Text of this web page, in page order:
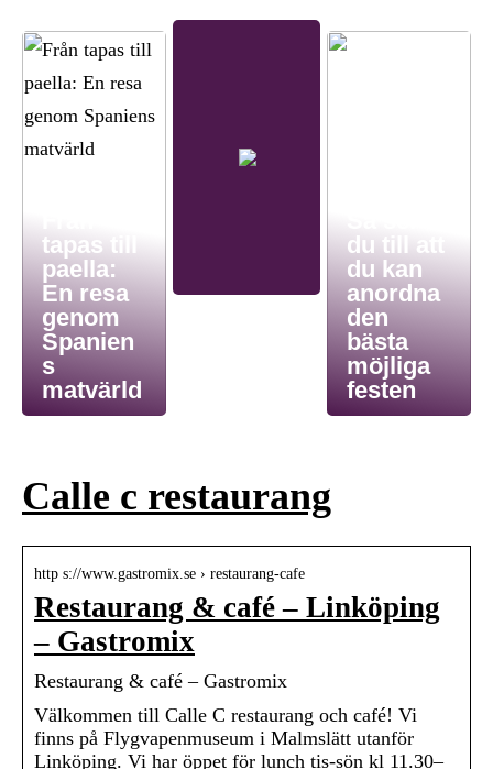
tapas till
paella:
En resa
genom
Spanien
s
matvärld
du till att
du kan
anordna
den
bästa
möjliga
festen
Calle c restaurang
http s://www.gastromix.se › restaurang-cafe
Restaurang & café – Linköping
– Gastromix
Restaurang & café – Gastromix
Välkommen till Calle C restaurang och café! Vi
finns på Flygvapenmuseum i Malmslätt utanför
Linköping. Vi har öppet för lunch tis-sön kl 11.30–